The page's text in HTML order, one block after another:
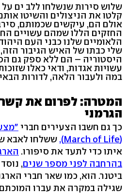
שלוש סירות שנשלחו ללב ים
קלטו את הניצולים והשיטו
אולם הם, עיקשים שכמותם,
החזקים הללו שמהם עשויים
הלאומיים שלנו כבני העם
שלי כבתו של האיש הגיבור
היסטוריה – הם ללא ספק גם
עשויות אגדות, ודאי כאלו
במה ולעבור הלאה, לדורות
המטרה: לפרום את
הגרמני
כך גם חשבו הצעירים חברי
(March of Life),
ששלחו לאבא
איתו כדי לתעד את סיפורו.
בהרחבה לפני מספר שנים,
ביטנר. הוא, כמו שאר חברי
שגילה במקרה את עברו